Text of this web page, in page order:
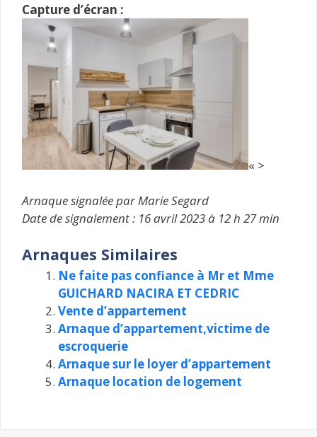
Capture d’écran :
« >
Arnaque signalée par Marie Segard
Date de signalement : 16 avril 2023 à 12 h 27 min
Arnaques Similaires
Ne faite pas confiance à Mr et Mme
GUICHARD NACIRA ET CEDRIC
Vente d’appartement
Arnaque d’appartement,victime de
escroquerie
Arnaque sur le loyer d’appartement
Arnaque location de logement